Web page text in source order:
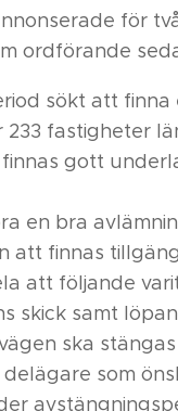
för
ordförande
sökt att
fastigheter
gott
en bra
att finnas
att följande
skick samt
ska
som